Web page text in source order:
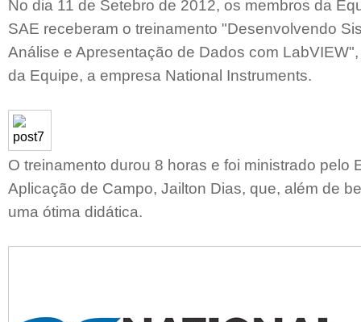
No dia 11 de Setebro de 2012, os membros da
SAE receberam o treinamento "Desenvolvendo
Análise e Apresentação de Dados com
da Equipe, a empresa National Instruments.
O treinamento durou 8 horas e foi ministrado pelo
Aplicação de Campo, Jailton Dias, que, além de
uma ótima didática.